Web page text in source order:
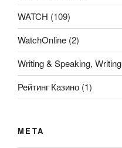
WATCH (109)
WatchOnline (2)
Writing & Speaking, Writing
Рейтинг Казино (1)
META